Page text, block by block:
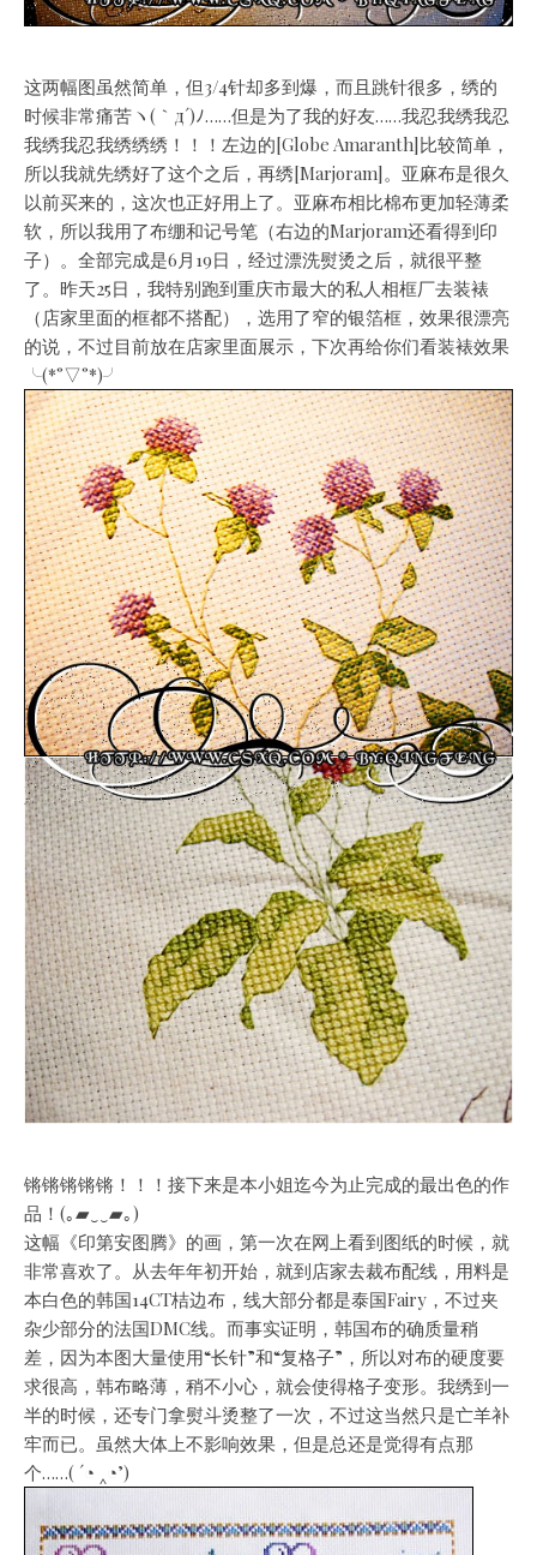
这两幅图虽然简单，但3/4针却多到爆，而且跳针很多，绣的
时候非常痛苦ヽ(｀д´)ﾉ……但是为了我的好友……我忍我绣我忍
我绣我忍我绣绣绣！！！左边的[Globe Amaranth]比较简单，
所以我就先绣好了这个之后，再绣[Marjoram]。亚麻布是很久
以前买来的，这次也正好用上了。亚麻布相比棉布更加轻薄柔
软，所以我用了布绷和记号笔（右边的Marjoram还看得到印
子）。全部完成是6月19日，经过漂洗熨烫之后，就很平整
了。昨天25日，我特别跑到重庆市最大的私人相框厂去装裱
（店家里面的框都不搭配），选用了窄的银箔框，效果很漂亮
的说，不过目前放在店家里面展示，下次再给你们看装裱效果
╰(*°▽°*)╯
锵锵锵锵锵！！！接下来是本小姐迄今为止完成的最出色的作
品！(｡▰‿‿▰｡)
这幅《印第安图腾》的画，第一次在网上看到图纸的时候，就
非常喜欢了。从去年年初开始，就到店家去裁布配线，用料是
本白色的韩国14CT桔边布，线大部分都是泰国Fairy，不过夹
杂少部分的法国DMC线。而事实证明，韩国布的确质量稍
差，因为本图大量使用“长针”和“复格子”，所以对布的硬度要
求很高，韩布略薄，稍不小心，就会使得格子变形。我绣到一
半的时候，还专门拿熨斗烫整了一次，不过这当然只是亡羊补
牢而已。虽然大体上不影响效果，但是总还是觉得有点那
个……( ´◔ ‸◔’)